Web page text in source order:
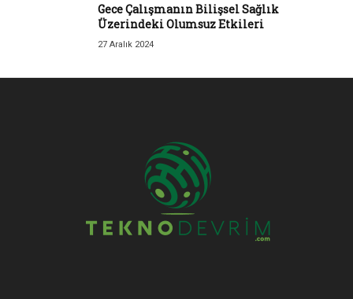
Gece Çalışmanın Bilişsel Sağlık
Üzerindeki Olumsuz Etkileri
27 Aralık 2024